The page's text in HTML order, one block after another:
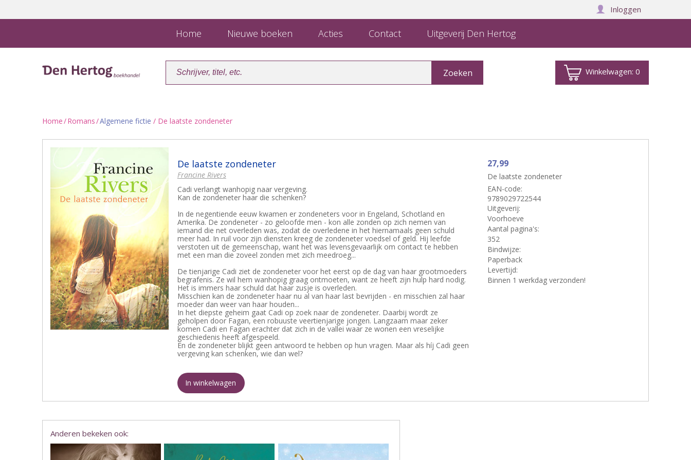
Inloggen
Home Nieuwe boeken Acties Contact Uitgeverij Den Hertog
Winkelwagen:0
Home/Romans/Algemene fictie / De laatste zondeneter
De laatste zondeneter
Francine Rivers
Cadi verlangt wanhopig naar vergeving.
Kan de zondeneter haar die schenken?
In de negentiende eeuw kwamen er zondeneters voor in Engeland, Schotland en
Amerika. De zondeneter - zo geloofde men - kon alle zonden op zich nemen van
iemand die net overleden was, zodat de overledene in het hiernamaals geen schuld
meer had. In ruil voor zijn diensten kreeg de zondeneter voedsel of geld. Hij leefde
verstoten uit de gemeenschap, want het was levensgevaarlijk om contact te hebben
met een man die zoveel zonden met zich meedroeg...
De tienjarige Cadi ziet de zondeneter voor het eerst op de dag van haar grootmoeders
begrafenis. Ze wil hem wanhopig graag ontmoeten, want ze heeft zijn hulp hard nodig.
Het is immers haar schuld dat haar zusje is overleden.
Misschien kan de zondeneter haar nu al van haar last bevrijden - en misschien zal haar
moeder dan weer van haar houden...
In het diepste geheim gaat Cadi op zoek naar de zondeneter. Daarbij wordt ze
geholpen door Fagan, een robuuste veertienjarige jongen. Langzaam maar zeker
komen Cadi en Fagan erachter dat zich in de vallei waar ze wonen een vreselijke
geschiedenis heeft afgespeeld.
En de zondeneter blijkt geen antwoord te hebben op hun vragen. Maar als híj Cadi geen
vergeving kan schenken, wie dan wel?
27,99
De laatste zondeneter
EAN-code:
9789029722544
Uitgeverij:
Voorhoeve
Aantal pagina's:
352
Bindwijze:
Paperback
Levertijd:
Binnen 1 werkdag verzonden!
In winkelwagen
Anderen bekeken ook: